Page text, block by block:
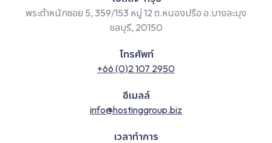
พระตำหนักซอย 5, 359/153 หมู่ 12 ต.หนองปรือ อ.บางละมุง
ชลบุรี, 20150
โทรศัพท์
+66 (0)2 107 2950
อีเมลล์
info@hostinggroup.biz
เวลาทำการ